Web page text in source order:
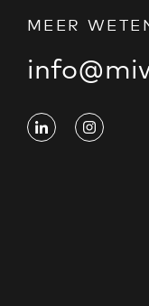
MEER